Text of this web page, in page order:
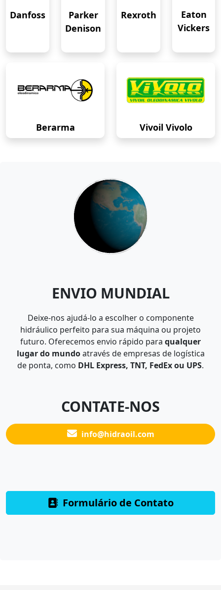
Danfoss
Parker
Denison
Rexroth
Eaton
Vickers
Berarma Vivoil Vivolo
ENVIO MUNDIAL
Deixe-nos ajudá-lo a escolher o componente
hidráulico perfeito para sua máquina ou projeto
futuro. Oferecemos envio rápido para qualquer
lugar do mundoatravés de empresas de logística
de ponta, como DHL Express, TNT, FedEx ou UPS.
CONTATE-NOS
info@hidraoil.com
Formulário de Contato